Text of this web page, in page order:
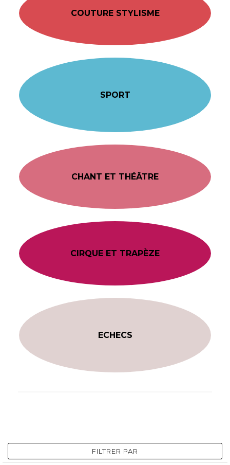
COUTURE STYLISME
SPORT
CHANT ET THÉÂTRE
CIRQUE ET TRAPÈZE
ECHECS
FILTRER PAR